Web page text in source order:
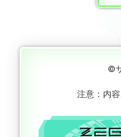
©
注意：内